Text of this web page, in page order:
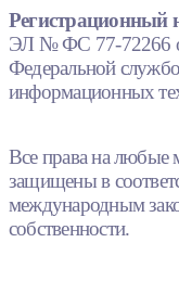
Регистрационный
ЭЛ № ФС 77-72266
Федеральной
информационных
Все права на любые
защищены в
международным
собственности.